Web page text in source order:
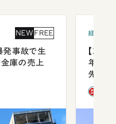
NEW FREE
発事故で生
金庫の売上
経済・ビ
【就活
年会は
先1位